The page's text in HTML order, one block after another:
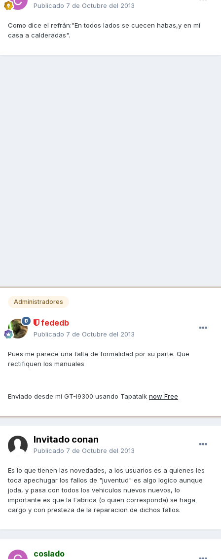
Publicado 7 de Octubre del 2013
Como dice el refrán:"En todos lados se cuecen habas,y en mi
casa a calderadas".
Administradores
fededb
Publicado 7 de Octubre del 2013
Pues me parece una falta de formalidad por su parte. Que
rectifiquen los manuales
Enviado desde mi GT-I9300 usando Tapatalk now Free
Invitado conan
Publicado 7 de Octubre del 2013
Es lo que tienen las novedades, a los usuarios es a quienes les
toca apechugar los fallos de "juventud" es algo logico aunque
joda, y pasa con todos los vehiculos nuevos nuevos, lo
importante es que la Fabrica (o quien corresponda) se haga
cargo y con presteza de la reparacion de dichos fallos.
coslado